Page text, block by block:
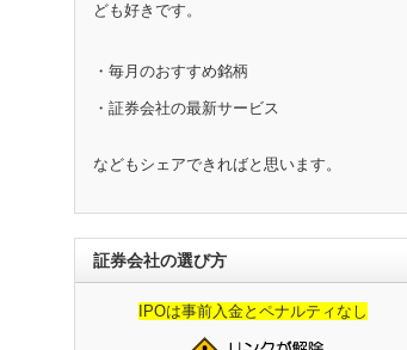
ども好きです。
・毎月のおすすめ銘柄
・証券会社の最新サービス
などもシェアできればと思います。
証券会社の選び方
IPOは事前入金とペナルティなし